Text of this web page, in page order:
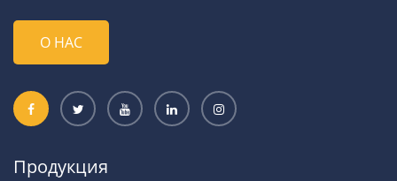
О НАС
Продукция